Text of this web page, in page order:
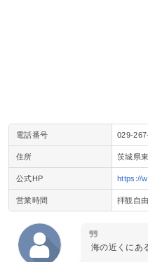
電話番号 029-
住所 茨城県
公式HP https://
営業時間 拝観自由
海の近くにあ